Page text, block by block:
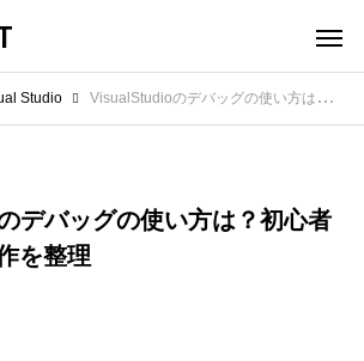
Studio VisualStudioのデバッグの使い方は？初心者向けに基本操作を整理
デバッグの使い方は？初心者
を整理